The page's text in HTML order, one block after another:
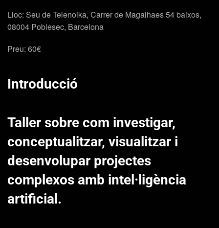
Lloc: Seu de Telenoika, Carrer de Magalhaes 54 baixos,
08004 Poblesec, Barcelona
Preu: 60€
Introducció
Taller sobre com investigar,
conceptualitzar, visualitzar i
desenvolupar projectes
complexos amb intel·ligència
artificial.